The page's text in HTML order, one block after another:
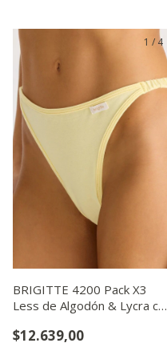
1 / 4
BRIGITTE 4200 Pack X3
Less de Algodón & Lycra con
$12.639,00